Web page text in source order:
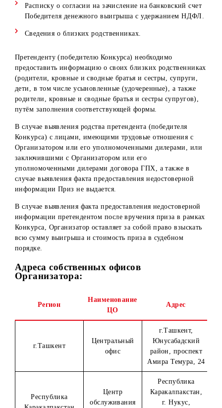
дней со дня документального оформления денежного
выигрыша выплатить Победителям Конкурса денежные
средства в размере выигрыша.
рабочих дней со дня определения победителей
предоставить все необходимые документы (см. п. 7) для
оформления выигрыша. Победители Конкурса должны
предоставить все необходимые документы посредством,
указанных в пункте 7.
5. Организатор не берет на себя обязательств оплаты
налогов и сборов с денежных выплат конкурса.
6. Денежный выигрыш перечисляется на банковский
Победителям Конкурса, открытый в любом банке
Республике Узбекистан с удержанием из суммы
налога на доходы физических лиц в соответствии с
действующим законодательством РУз на момент
7. До получения призов Победителю Конкурса
обратиться лично в один из собственных офисов
Организатора и предоставить:
Оригинал паспорта гражданина РУз (для граждан
национальный паспорт и вид на жительство (для
гражданства (для лиц без гражданства) или
идентификационную ID карту.
Скан/скрин, подтверждающий выполнение условий
Расписку о согласии на зачисление на банковский